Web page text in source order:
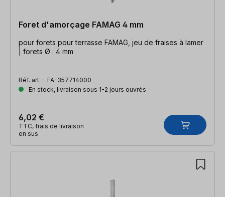
Foret d'amorçage FAMAG 4 mm
pour forets pour terrasse FAMAG, jeu de fraises à lamer
| forets Ø : 4 mm
Réf. art. : FA-357714000
En stock, livraison sous 1-2 jours ouvrés
6,02 €
TTC, frais de livraison
en sus